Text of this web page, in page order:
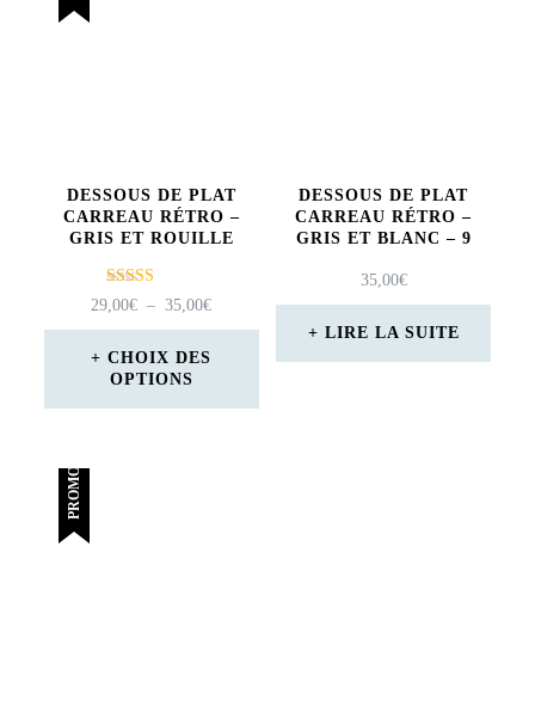
DESSOUS DE PLAT
CARREAU RÉTRO –
GRIS ET ROUILLE
Note
sur 5
29,00€ – 35,00€PLAGE
DE
À
CHOIX DES
OPTIONS
DESSOUS DE PLAT
CARREAU RÉTRO –
GRIS ET BLANC – 9
35,00€
LIRE LA SUITE
PROMO !